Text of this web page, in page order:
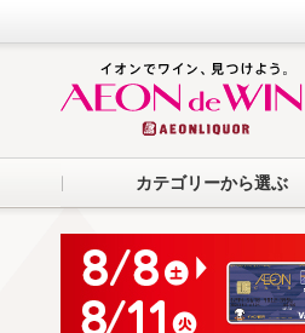
カテゴリーから選ぶ